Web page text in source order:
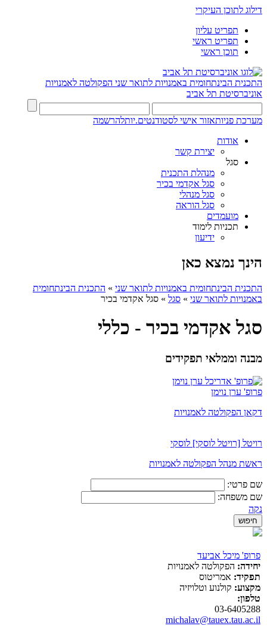
דילוג לתוכן העיקרי
תפריט עליון
תפריט ראשי
תוכן ראשי
התכנית הבינתחומית באמנויות לתואר שני הפקולטה לאמנויות
אוניברסיטת תל אביב
מערכת פניותאזור אישי לסטודנטים.יותלהרשמה
אודות
יצירת קשר
סגל
מנהלת התכנית
סגל אקדמי בכיר
סגל מנהלי
סגל הוראה
מועמדים
תכניות לימוד
ידיעון
הינך נמצא כאן
התכנית הבינתחומית באמנויות לתואר שני » התכנית הבינתחומית
באמנויות לתואר שני » סגל » סגל אקדמי בכיר
סגל אקדמי בכיר - כללי
מבנה וממלאי תפקידים
פרופ' ערן נוימן
דקאן הפקולטה לאמנויות
רויטל [רויטל לוסקי] לוסקי
ראשת מנהל הפקולטה לאמנויות
שם פרטי:
שם משפחה:
נקה
פרופ' מיכל אביעד
יחידה: הפקולטה לאמנויות
תפקיד: אמריטוס
מקצוע: קולנוע וטלויזיה
טלפון:
03-6405288
michalav@tauex.tau.ac.il